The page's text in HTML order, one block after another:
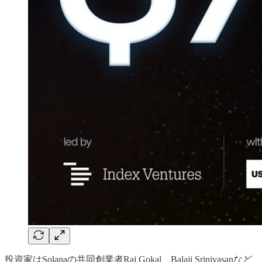
投資家はSolanaの共同創業者Raj Gokal、Balaji Srinivasanな